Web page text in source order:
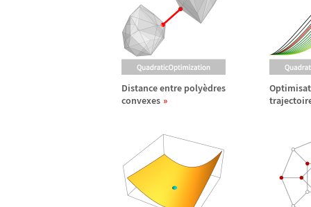
Distance entre polyèdres
convexes